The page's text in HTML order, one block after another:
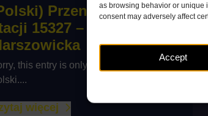
as browsing behavior or unique
consent may adversely affect
Accept
Przeniesienie
15327 –
this entry is only available in
więcej